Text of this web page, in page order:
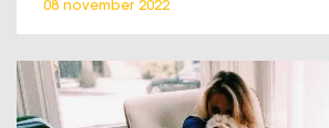
08 november 2022